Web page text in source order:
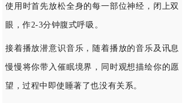
使用时首先放松全身的每一部位神经，闭上双
眼，作2-3分钟腹式呼吸。
接着播放潜意识音乐，随着播放的音乐及讯息
慢慢将你带入催眠境界，同时观想描绘你的愿
望，过程中即使睡著了也没有关系。